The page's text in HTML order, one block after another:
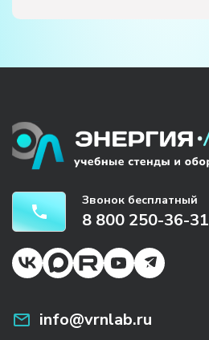
Звонок бесплатный
8 800 250-36-31
info@vrnlab.ru